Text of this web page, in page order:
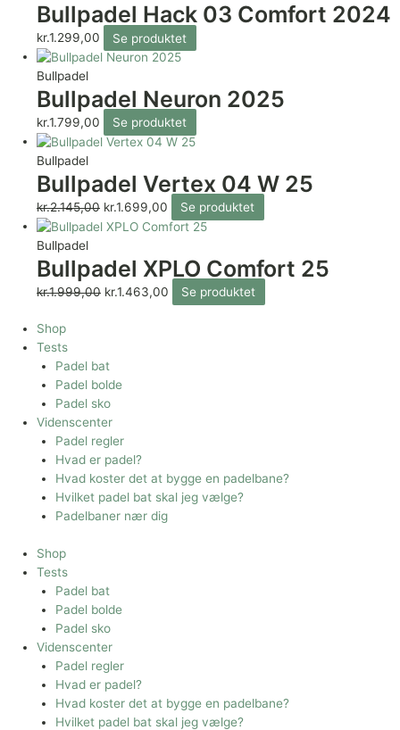
Bullpadel Hack 03 Comfort 2024
kr.1.299,00 Se produktet
Bullpadel
Bullpadel Neuron 2025
kr.1.799,00 Se produktet
Bullpadel
Bullpadel Vertex 04 W 25
kr.2.145,00 kr.1.699,00 Se produktet
Bullpadel
Bullpadel XPLO Comfort 25
kr.1.999,00 kr.1.463,00 Se produktet
Shop
Tests
Padel bat
Padel bolde
Padel sko
Videnscenter
Padel regler
Hvad er padel?
Hvad koster det at bygge en padelbane?
Hvilket padel bat skal jeg vælge?
Padelbaner nær dig
Shop
Tests
Padel bat
Padel bolde
Padel sko
Videnscenter
Padel regler
Hvad er padel?
Hvad koster det at bygge en padelbane?
Hvilket padel bat skal jeg vælge?